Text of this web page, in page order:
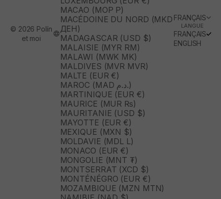
MACAO (MOP P)
MACÉDOINE DU NORD (MKD
ДЕН)
MADAGASCAR (USD $)
MALAISIE (MYR RM)
MALAWI (MWK MK)
MALDIVES (MVR MVR)
MALTE (EUR €)
MAROC (MAD د.م.)
MARTINIQUE (EUR €)
MAURICE (MUR ₨)
MAURITANIE (USD $)
MAYOTTE (EUR €)
MEXIQUE (MXN $)
MOLDAVIE (MDL L)
MONACO (EUR €)
MONGOLIE (MNT ₮)
MONTSERRAT (XCD $)
MONTÉNÉGRO (EUR €)
MOZAMBIQUE (MZN MTN)
FRANÇAIS
LANGUE
FRANÇAIS
ENGLISH
© 2026 Polín
et moi